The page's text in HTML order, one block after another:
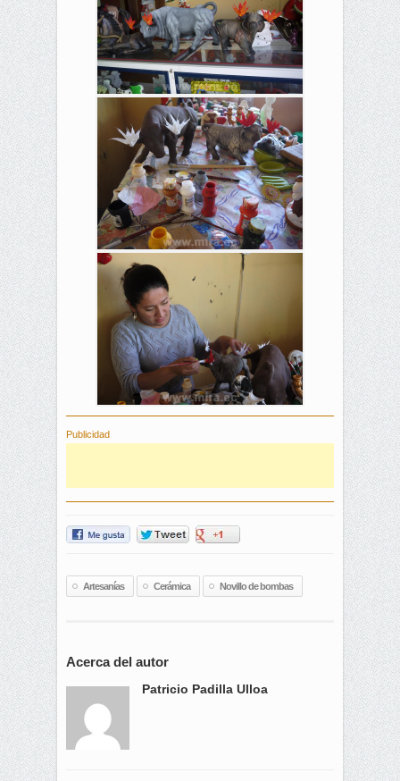
Publicidad
Artesanías Cerámica Novillo de bombas
Acerca del autor
Patricio Padilla Ulloa